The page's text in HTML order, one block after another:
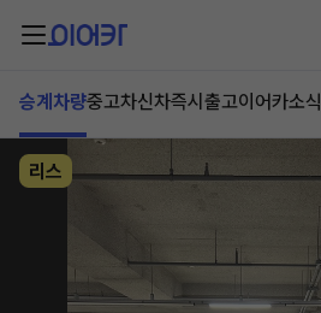
승계차량중고차신차즉시출고이어카소식
리스